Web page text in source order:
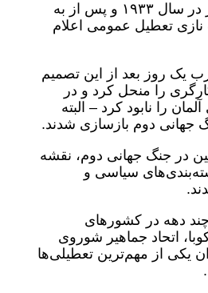
در آلمان، روز کارگر در سال ۱۹۳۳ و پس از به
تعطیل عمومی اعلام
یک روز بعد از این تصمیم
را منحل کرد و در
را نابود کرد – البته
جهانی دوم بازسازی شدند.
در جنگ جهانی دوم، نقشه
سیاسی و
دهه در کشورهای
اتحاد جماهیر شوروی
یکی از مهم‌ترین تعطیلی‌ها